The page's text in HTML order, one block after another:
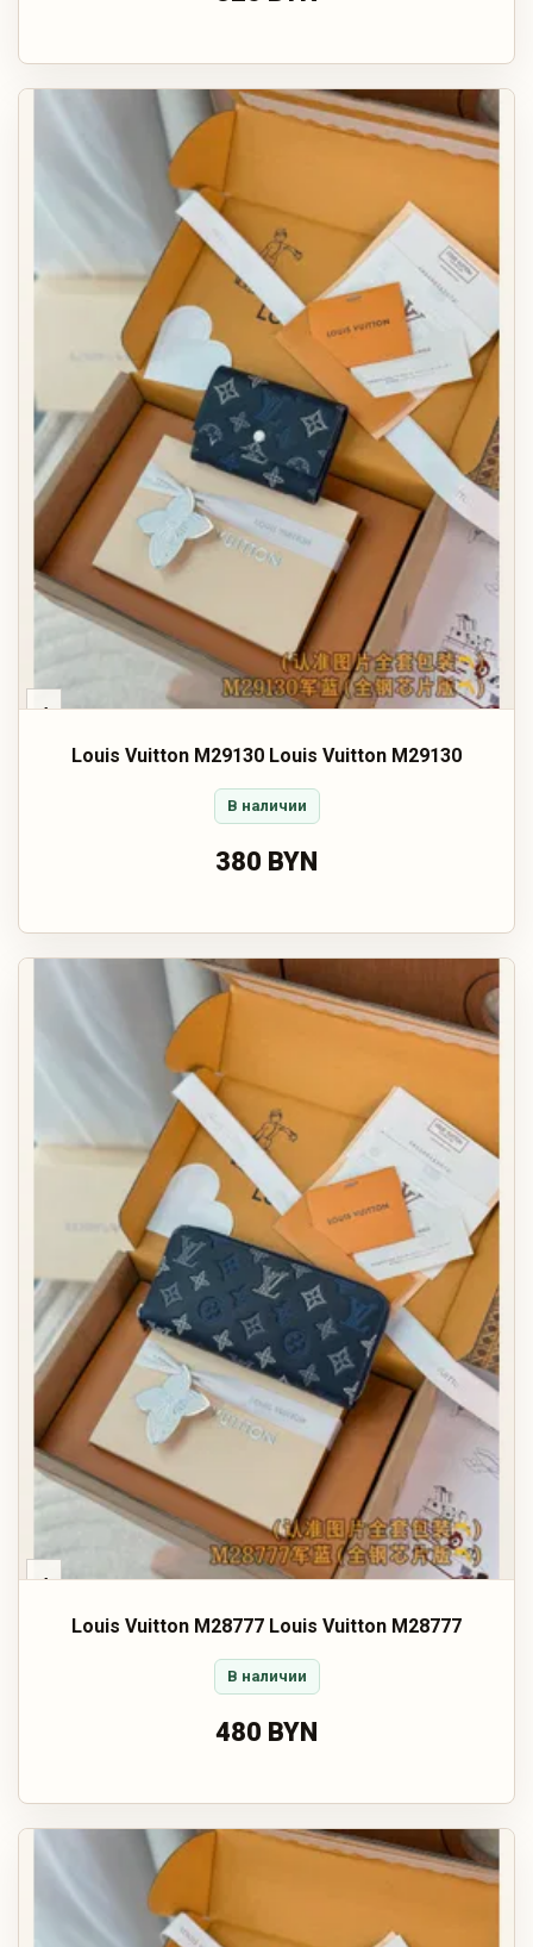
‹
Louis Vuitton M29130 Louis Vuitton M29130
В наличии
380 BYN
‹
Louis Vuitton M28777 Louis Vuitton M28777
В наличии
480 BYN